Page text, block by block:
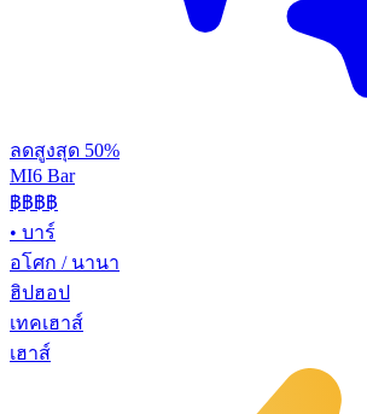
ลดสูงสุด 50%
MI6 Bar
฿฿฿฿
• บาร์
อโศก / นานา
ฮิปฮอป
เทคเฮาส์
เฮาส์